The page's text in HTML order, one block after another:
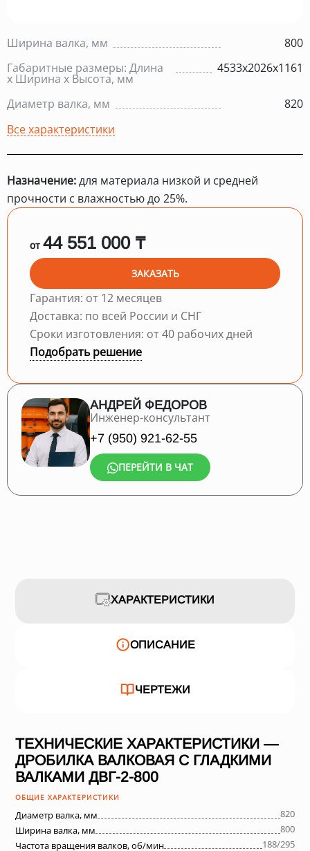
Ширина валка, мм
800
Габаритные размеры: Длина
х Ширина х Высота, мм
4533х2026х1161
Диаметр валка, мм
820
Все характеристики
Назначение:для материала низкой и средней
прочности с влажностью до 25%.
от 44 551 000 ₸
ЗАКАЗАТЬ
Гарантия: от 12 месяцев
Доставка: по всей России и СНГ
Сроки изготовления: от 40 рабочих дней
Подобрать решение
АНДРЕЙ ФЕДОРОВ
Инженер-консультант
+7 (950) 921-62-55
ПЕРЕЙТИ В ЧАТ
ХАРАКТЕРИСТИКИ
ОПИСАНИЕ
ЧЕРТЕЖИ
ТЕХНИЧЕСКИЕ ХАРАКТЕРИСТИКИ —
ДРОБИЛКА ВАЛКОВАЯ С ГЛАДКИМИ
ВАЛКАМИ ДВГ-2-800
ОБЩИЕ ХАРАКТЕРИСТИКИ
Диаметр валка, мм
820
Ширина валка, мм
800
Частота вращения валков, об/мин
188/295